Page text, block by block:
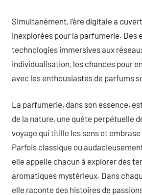
Simultanément, l’ère digitale a
inexplorées pour la parfumerie. Des
technologies immersives aux
individualisation, les chances pour
avec les enthousiastes de parfums
La parfumerie, dans son essence,
de la nature, une quête perpétuelle
voyage qui titille les sens et embrase
Parfois classique ou
elle appelle chacun à explorer des
aromatiques mystérieux. Dans
elle raconte des histoires de